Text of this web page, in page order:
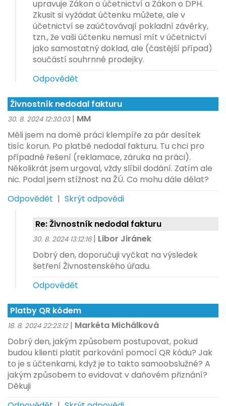
upravuje Zákon o účetnictví a Zákon o DPH.
Zkusit si vyžádat účtenku můžete, ale v
účetnictví se zaúčtovávají pokladní závěrky,
tzn., že vaši účtenku nemusí mít v účetnictví
jako samostatný doklad, ale (častější případ)
součástí souhrnné prodejky.
Odpovědět
Živnostník nedodal fakturu
30. 8. 2024 12:30:03 | MM
Měli jsem na domě práci klempíře za pár desítek
tisíc korun. Po platbě nedodal fakturu. Tu chci pro
případné řešení (reklamace, záruka na práci).
Několikrát jsem urgoval, vždy slíbil dodání. Zatím ale
nic. Podal jsem stížnost na ŽÚ. Co mohu dále dělat?
Odpovědět | Skrýt odpovědi
Re: Živnostník nedodal fakturu
30. 8. 2024 13:12:16 | Libor Jiránek
Dobrý den, doporučuji vyčkat na výsledek
šetření Živnostenského úřadu.
Odpovědět
Platby QR kódem
18. 8. 2024 22:23:12 | Markéta Michálková
Dobrý den, jakým způsobem postupovat, pokud
budou klienti platit parkování pomocí QR kódu? Jak
to je s účtenkami, když je to takto samoobslužné? A
jakým způsobem to evidovat v daňovém přiznání?
Děkuji